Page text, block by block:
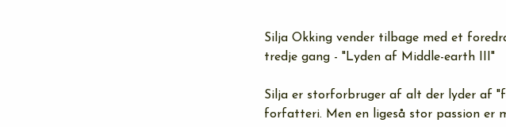
Silja Okking vender tilbage med et
tredje gang - "Lyden af Middle-earth III"
Silja er storforbruger af alt der lyder af
forfatteri. Men en ligeså stor passion er